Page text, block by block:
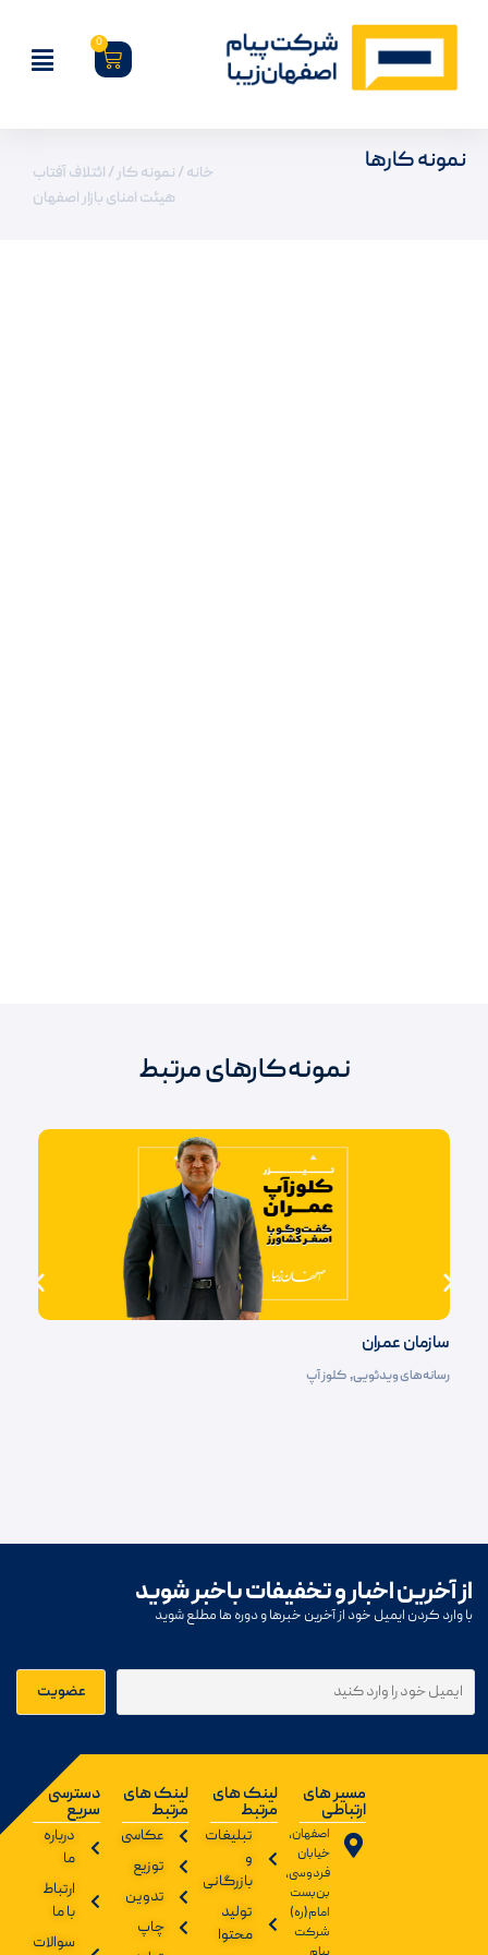
0
نمونه کارها خانه / نمونه کار/ ائتلاف آفتاب
هیئت امنای بازار اصفهان
نمونه‌کارهای مرتبط
سازمان عمران
رسانه‌های ویدئویی, کلوز آپ
از آخرین اخبار و تخفیفات باخبر شوید
با وارد کردن ایمیل خود از آخرین خبرها و دوره ها مطلع شوید
مسیر های
ارتباطی
اصفهان،
خیابان
فردوسی،
بن‌بست
امام(ره)
شرکت
لینک های
مرتبط
تبلیغات
و
بازرگانی
تولید
محتوا
لینک های
مرتبط
عکاسی
توزیع
تدوین
چاپ
دسترسی
سریع
درباره
ما
ارتباط
با ما
سوالات